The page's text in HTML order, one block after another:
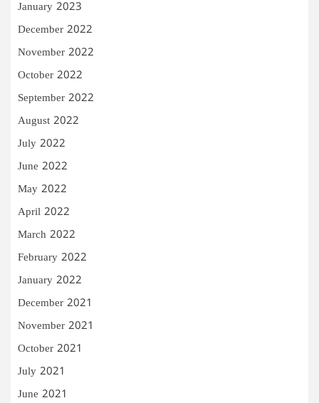
January 2023
December 2022
November 2022
October 2022
September 2022
August 2022
July 2022
June 2022
May 2022
April 2022
March 2022
February 2022
January 2022
December 2021
November 2021
October 2021
July 2021
June 2021